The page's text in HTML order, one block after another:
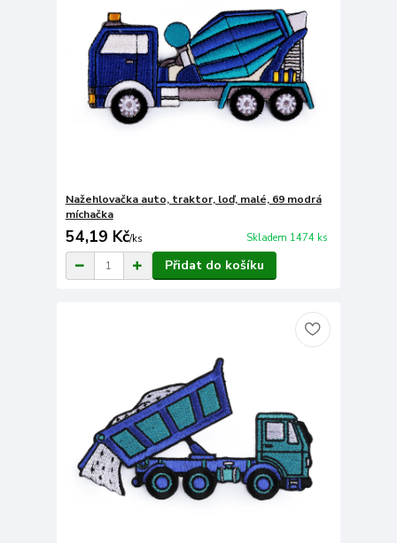
Nažehlovačka auto, traktor, loď, malé, 69 modrá
míchačka
54,19 Kč/ks Skladem 1474 ks
Přidat do košíku